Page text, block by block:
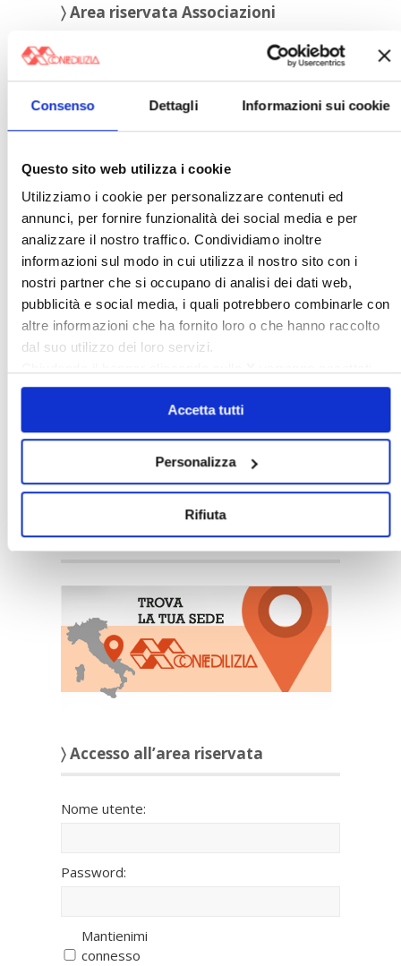
Consenso Dettagli Informazioni sui cookie
Questo sito web utilizza i cookie
Utilizziamo i cookie per personalizzare contenuti ed
annunci, per fornire funzionalità dei social media e per
analizzare il nostro traffico. Condividiamo inoltre
informazioni sul modo in cui utilizza il nostro sito con i
nostri partner che si occupano di analisi dei dati web,
pubblicità e social media, i quali potrebbero combinarle con
altre informazioni che ha fornito loro o che hanno raccolto
dal suo utilizzo dei loro servizi.
solo i cookie necessari.
Accetta tutti
Personalizza
Rifiuta
〉 Area riservata Associazioni
〉 5 ragioni per aderire a Confedilizia
〉 Sedi Territoriali
〉 Accesso all’area riservata
Nome utente:
Password:
Mantienimi
connesso